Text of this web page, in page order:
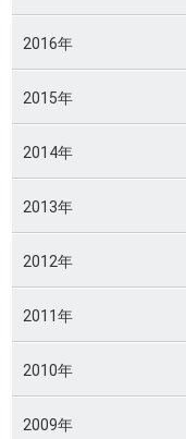
2016年
2015年
2014年
2013年
2012年
2011年
2010年
2009年